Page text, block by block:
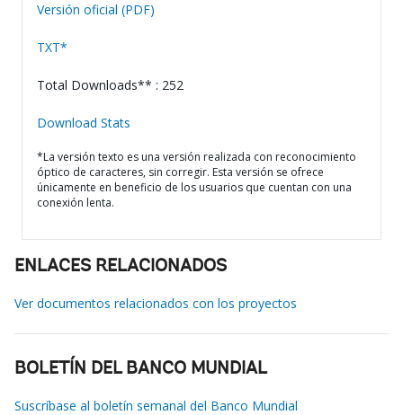
Versión oficial (PDF)
TXT*
Total Downloads** : 252
Download Stats
*La versión texto es una versión realizada con reconocimiento
óptico de caracteres, sin corregir. Esta versión se ofrece
únicamente en beneficio de los usuarios que cuentan con una
conexión lenta.
ENLACES RELACIONADOS
Ver documentos relacionados con los proyectos
BOLETÍN DEL BANCO MUNDIAL
Suscríbase al boletín semanal del Banco Mundial